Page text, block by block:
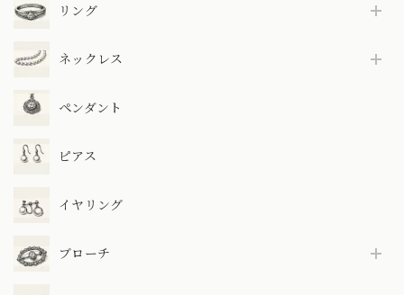
リング
ネックレス
ペンダント
ピアス
イヤリング
ブローチ